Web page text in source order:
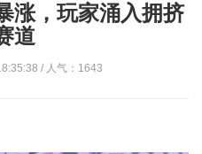
涨，玩家涌入拥挤
道
/ 人气：1643